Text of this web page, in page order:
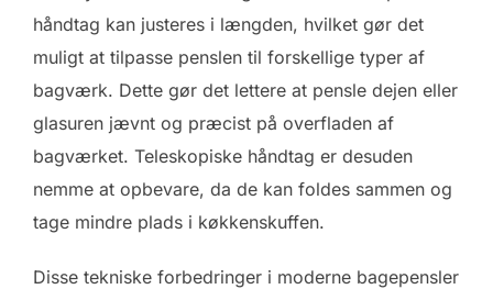
håndtag kan justeres i længden, hvilket gør det
muligt at tilpasse penslen til forskellige typer af
bagværk. Dette gør det lettere at pensle dejen eller
glasuren jævnt og præcist på overfladen af
bagværket. Teleskopiske håndtag er desuden
nemme at opbevare, da de kan foldes sammen og
tage mindre plads i køkkenskuffen.
Disse tekniske forbedringer i moderne bagepensler